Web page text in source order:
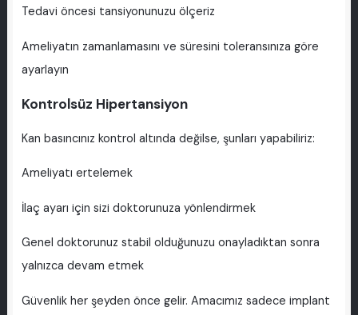
Tedavi öncesi tansiyonunuzu ölçeriz
Ameliyatın zamanlamasını ve süresini toleransınıza göre
ayarlayın
Kontrolsüz Hipertansiyon
Kan basıncınız kontrol altında değilse, şunları yapabiliriz:
Ameliyatı ertelemek
İlaç ayarı için sizi doktorunuza yönlendirmek
Genel doktorunuz stabil olduğunuzu onayladıktan sonra
yalnızca devam etmek
Güvenlik her şeyden önce gelir. Amacımız sadece implant